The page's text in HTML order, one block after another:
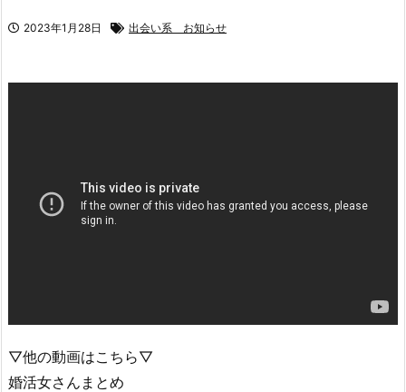
2023年1月28日 出会い系 お知らせ
▽他の動画はこちら▽
婚活女さんまとめ